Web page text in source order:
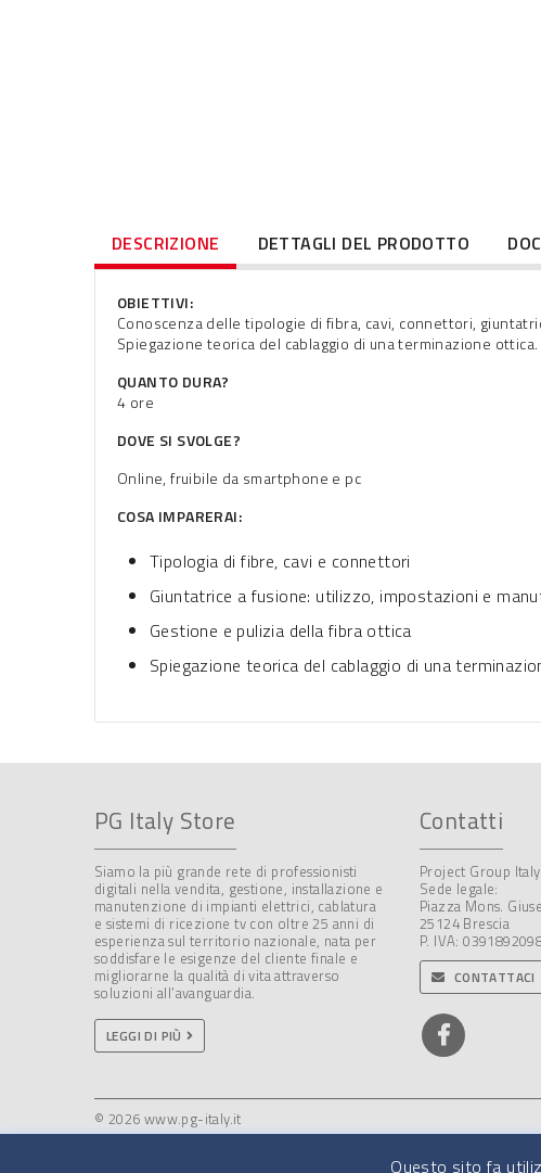
DESCRIZIONE DETTAGLI DEL PRODOTTO
OBIETTIVI:
Conoscenza delle tipologie di fibra, cavi, connettori,
Spiegazione teorica del cablaggio di una terminazione ottica.
QUANTO DURA?
4 ore
DOVE SI SVOLGE?
Online, fruibile da smartphone e pc
COSA IMPARERAI:
Tipologia di fibre, cavi e connettori
Giuntatrice a fusione: utilizzo, impostazioni e
Gestione e pulizia della fibra ottica
Spiegazione teorica del cablaggio di una
Questo sito fa
PG Italy Store
Siamo la più grande rete di professionisti
digitali nella vendita, gestione, installazione e
manutenzione di impianti elettrici, cablatura
e sistemi di ricezione tv con oltre 25 anni di
esperienza sul territorio nazionale, nata per
soddisfare le esigenze del cliente finale e
migliorarne la qualità di vita attraverso
soluzioni all’avanguardia.
LEGGI DI PIÙ
Contatti
Project Group
Sede legale:
Piazza Mons.
25124 Brescia
P. IVA:
CONTATTACI
© 2026 www.pg-italy.it